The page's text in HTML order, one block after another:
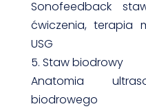
Sonofeedback
ćwiczenia, terapia
USG
5. Staw biodrowy
Anatomia
biodrowego